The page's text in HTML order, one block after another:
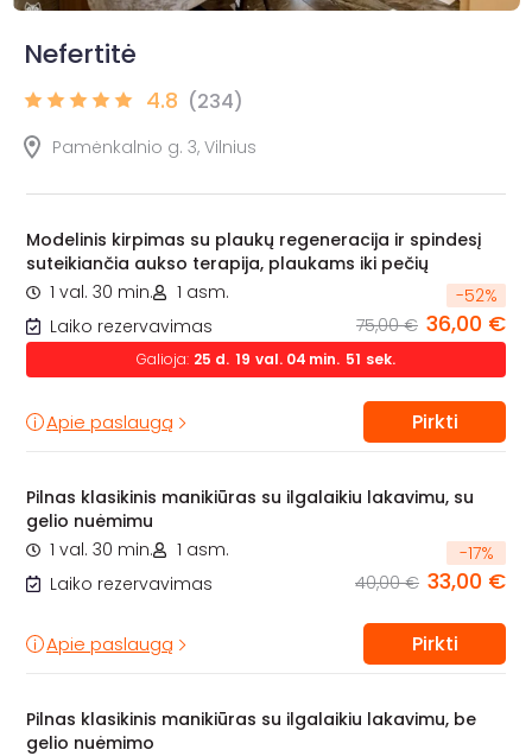
Nefertitė
4.8 (234)
Pamėnkalnio g. 3, Vilnius
Modelinis kirpimas su plaukų regeneracija ir spindesį
suteikiančia aukso terapija, plaukams iki pečių
1 val. 30 min.
1 asm.
Laiko rezervavimas
-52%
75,00 € 36,00 €
Galioja: 25 d. 19 val. 04 min. 50 sek.
Apie paslaugą Pirkti
Pilnas klasikinis manikiūras su ilgalaikiu lakavimu, su
gelio nuėmimu
1 val. 30 min.
1 asm.
Laiko rezervavimas
-17%
40,00 € 33,00 €
Apie paslaugą Pirkti
Pilnas klasikinis manikiūras su ilgalaikiu lakavimu, be
gelio nuėmimo